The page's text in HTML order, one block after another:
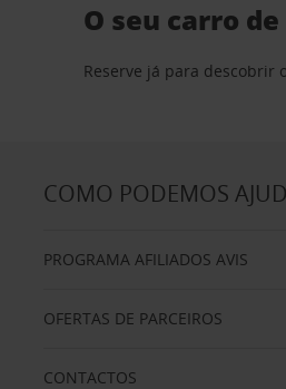
O seu carro
Reserve já para descobrir
COMO PODEMOS
PROGRAMA AFILIADOS AVIS
OFERTAS DE PARCEIROS
CONTACTOS